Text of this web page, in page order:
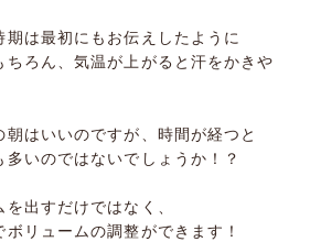
は最初にもお伝えしたように
ろん、気温が上がると汗をかきや
はいいのですが、時間が経つと
いのではないでしょうか！？
出すだけではなく、
リュームの調整ができます！